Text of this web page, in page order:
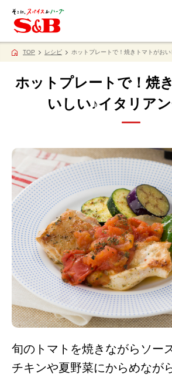
TOP レシピ ホットプレートで！焼きトマトがお
ホットプレートで！焼
いしい♪イタリア
旬のトマトを焼きながらソー
チキンや夏野菜にからめなが